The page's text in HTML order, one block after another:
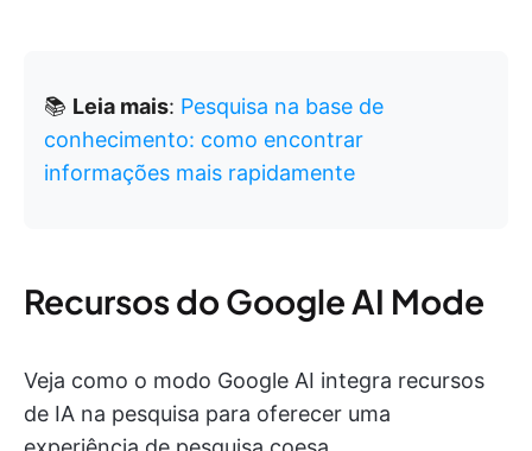
📚 Leia mais: Pesquisa na base de
conhecimento: como encontrar
informações mais rapidamente
Recursos do Google AI Mode
Veja como o modo Google AI integra recursos
de IA na pesquisa para oferecer uma